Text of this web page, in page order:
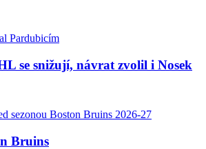
se snižují, návrat zvolil i Nosek
Bruins